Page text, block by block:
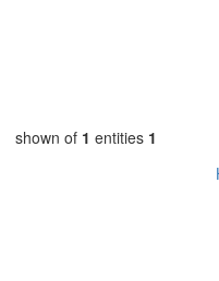
1
shown of 1 entities